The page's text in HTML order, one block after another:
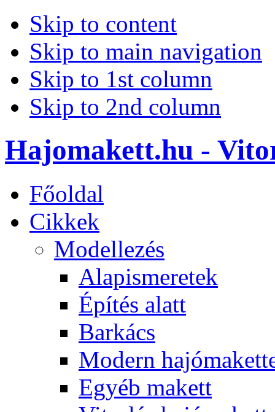
Skip to content
Skip to main navigation
Skip to 1st column
Skip to 2nd column
Hajomakett.hu -
Főoldal
Cikkek
Modellezés
Alapismeretek
Építés alatt
Barkács
Modern
Egyéb makett